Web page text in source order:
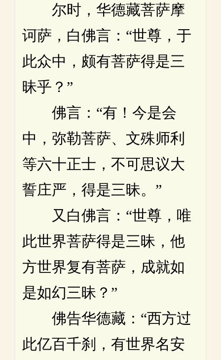
尔时，华德藏菩萨摩
诃萨，白佛言：“世尊，于
此众中，颇有菩萨得是三
昧乎？”
佛言：“有！今是会
中，弥勒菩萨、文殊师利
等六十正士，不可思议大
誓庄严，得是三昧。”
又白佛言：“世尊，唯
此世界菩萨得是三昧，他
方世界复有菩萨，成就如
是如幻三昧？”
佛告华德藏：“西方过
此亿百千刹，有世界名安